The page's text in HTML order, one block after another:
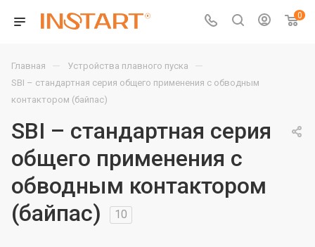
0
Главная — Устройства плавного пуска —
SBI – стандартная серия общего применения с обводным
контактором (байпас)
SBI – стандартная серия
общего применения с
обводным контактором
(байпас)
10